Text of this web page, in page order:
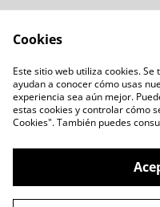
Condiciones
Política de
Política de
Cookies
Este sitio web utiliza cookies.
ayudan a conocer cómo usas
experiencia sea aún mejor.
estas cookies y controlar cómo
Cookies". También puedes